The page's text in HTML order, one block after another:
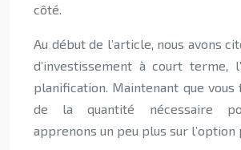
côté.
Au début de l’article, nous avons
d’investissement à court terme,
planification. Maintenant que
de la quantité nécessaire
apprenons un peu plus sur l’option